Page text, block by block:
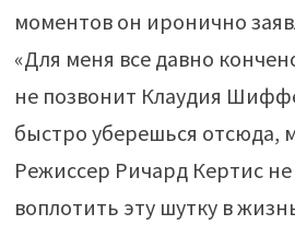
моментов он иронично
«Для меня все давно
не позвонит Клаудия
быстро уберешься отсюда,
Режиссер Ричард Кертис
воплотить эту шутку в